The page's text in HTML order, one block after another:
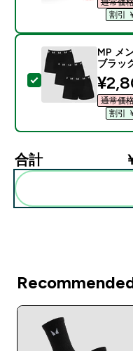
割引
この商品を選択
MP メ
ブラッ
通常価
割引
合計